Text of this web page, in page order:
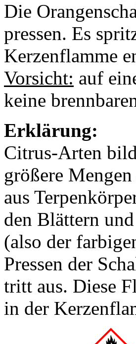
Die
pressen. Es
Kerzenflamme
Vorsicht: auf
keine
Erklärung:
Citrus-Arten
größere
aus
den Blättern
(also der
Pressen der
tritt aus. Diese
in der